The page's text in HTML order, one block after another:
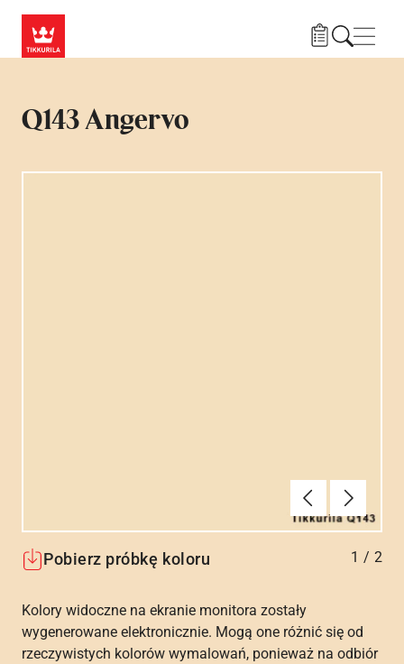
Q143 Angervo
Poprzednie
Dalej
Pobierz próbkę koloru 1 / 2
Kolory widoczne na ekranie monitora zostały
wygenerowane elektronicznie. Mogą one różnić się od
rzeczywistych kolorów wymalowań, ponieważ na odbiór